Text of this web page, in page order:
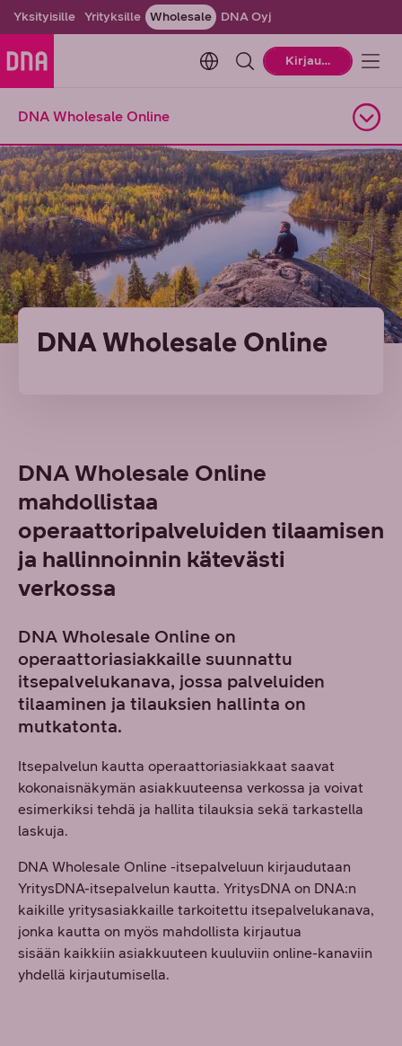
Yksityisille Yrityksille Wholesale DNA Oyj
Change language. Current
Kirjaudu
DNA Wholesale Online
DNA Wholesale Online
DNA Wholesale Online
mahdollistaa
operaattoripalveluiden tilaamisen
ja hallinnoinnin kätevästi
verkossa
DNA Wholesale Online on
operaattoriasiakkaille suunnattu
itsepalvelukanava, jossa palveluiden
tilaaminen ja tilauksien hallinta on
mutkatonta.
Itsepalvelun kautta operaattoriasiakkaat saavat
kokonaisnäkymän asiakkuuteensa verkossa ja voivat
esimerkiksi tehdä ja hallita tilauksia sekä tarkastella
laskuja.
DNA Wholesale Online -itsepalveluun kirjaudutaan
YritysDNA-itsepalvelun kautta. YritysDNA on DNA:n
kaikille yritysasiakkaille tarkoitettu itsepalvelukanava,
jonka kautta on myös mahdollista kirjautua
sisään kaikkiin asiakkuuteen kuuluviin online-kanaviin
yhdellä kirjautumisella.